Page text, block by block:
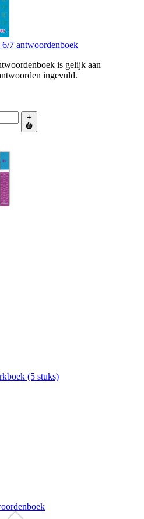
6/7 antwoordenboek
is gelijk aan
ingevuld.
+
(5 stuks)